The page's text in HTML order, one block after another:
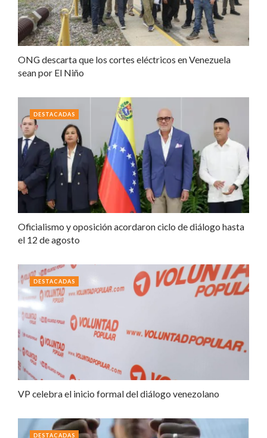
ONG descarta que los cortes eléctricos en Venezuela
sean por El Niño
Oficialismo y oposición acordaron ciclo de diálogo hasta
el 12 de agosto
DESTACADAS
VP celebra el inicio formal del diálogo venezolano
DESTACADAS
DESTACADAS